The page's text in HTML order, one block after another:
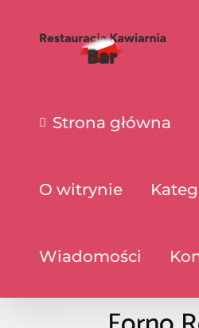
Strona główna
O witrynie
Wiadomości